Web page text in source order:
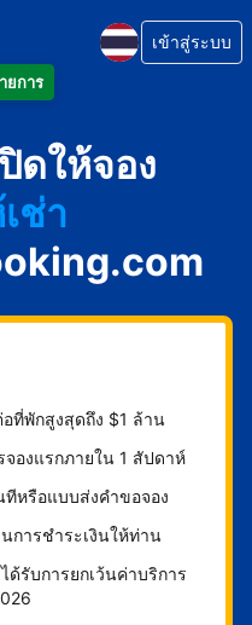
ยการ
เข้าสู่ระบบ
ดให้จอง
นต์
ม
ช่า
าส์
บี
ที่พักสูงสุดถึง $1 ล้าน
องแรกภายใน 1 สัปดาห์
หรือแบบส่งคำขอจอง
การชำระเงินให้ท่าน
รับการยกเว้นค่าบริการ